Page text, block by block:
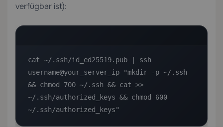
verfügbar ist):
cat ~/.ssh/id_ed25519.pub | ssh
username@your_server_ip "mkdir -p ~/.ssh
&& chmod 700 ~/.ssh && cat >>
~/.ssh/authorized_keys && chmod 600
~/.ssh/authorized_keys"